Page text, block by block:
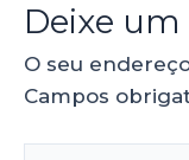
Deixe
O seu
Campos